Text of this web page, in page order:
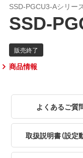
SSD-PGCU3-Aシリー
SSD-
商品情報
よくあるご質
取扱説明書（設定